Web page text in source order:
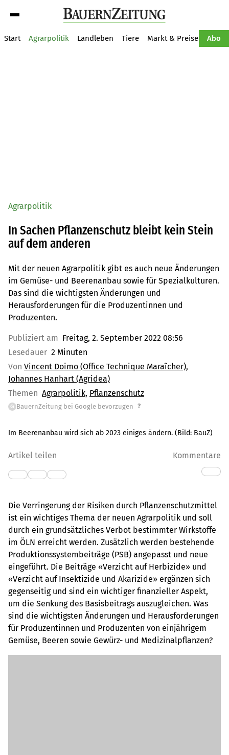
Start Agrarpolitik Landleben Tiere Markt & Preise Abo
Agrarpolitik
In Sachen Pflanzenschutz bleibt kein Stein
auf dem anderen
Mit der neuen Agrarpolitik gibt es auch neue Änderungen
im Gemüse- und Beerenanbau sowie für Spezialkulturen.
Das sind die wichtigsten Änderungen und
Herausforderungen für die Produzentinnen und
Produzenten.
Publiziert am Freitag, 2. September 2022 08:56
Lesedauer 2 Minuten
Von Vincent Doimo (Office Technique Maraîcher),
Johannes Hanhart (Agridea)
Themen Agrarpolitik Pflanzenschutz
G BauernZeitung bei Google bevorzugen ?
Im Beerenanbau wird sich ab 2023 einiges ändern. (Bild: BauZ)
Artikel teilen Kommentare
Die Verringerung der Risiken durch Pflanzenschutzmittel
ist ein wichtiges Thema der neuen Agrarpolitik und soll
durch ein grundsätzliches Verbot bestimmter Wirkstoffe
im ÖLN erreicht werden. Zusätzlich werden bestehende
Produktionssystembeiträge (PSB) angepasst und neue
eingeführt. Die Beiträge «Verzicht auf Herbizide» und
«Verzicht auf Insektizide und Akarizide» ergänzen sich
gegenseitig und sind ein wichtiger finanzieller Aspekt,
um die Senkung des Basisbeitrags auszugleichen. Was
sind die wichtigsten Änderungen und Herausforderungen
für Produzentinnen und Produzenten von einjährigem
Gemüse, Beeren sowie Gewürz- und Medizinalpflanzen?